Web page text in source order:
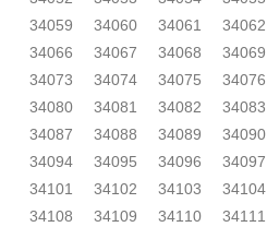
34059
34060 34061 34062
34066
34067 34068 34069
34073
34074 34075 34076
34080
34081 34082 34083
34087
34088 34089 34090
34094
34095 34096 34097
34101
34102 34103 34104
34108
34109 34110 34111